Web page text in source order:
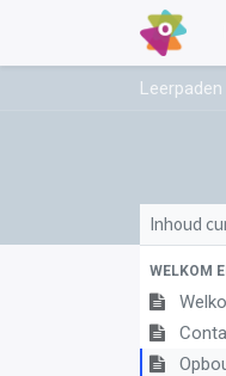
Leerpaden
Inhoud
WELKOM